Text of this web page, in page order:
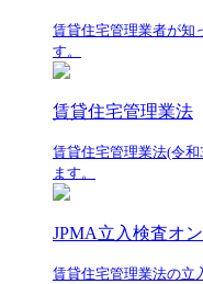
賃貸住宅管理業者が知
す。
賃貸住宅管理業法
賃貸住宅管理業法(令
ます。
JPMA立入検査オ
賃貸住宅管理業法の立